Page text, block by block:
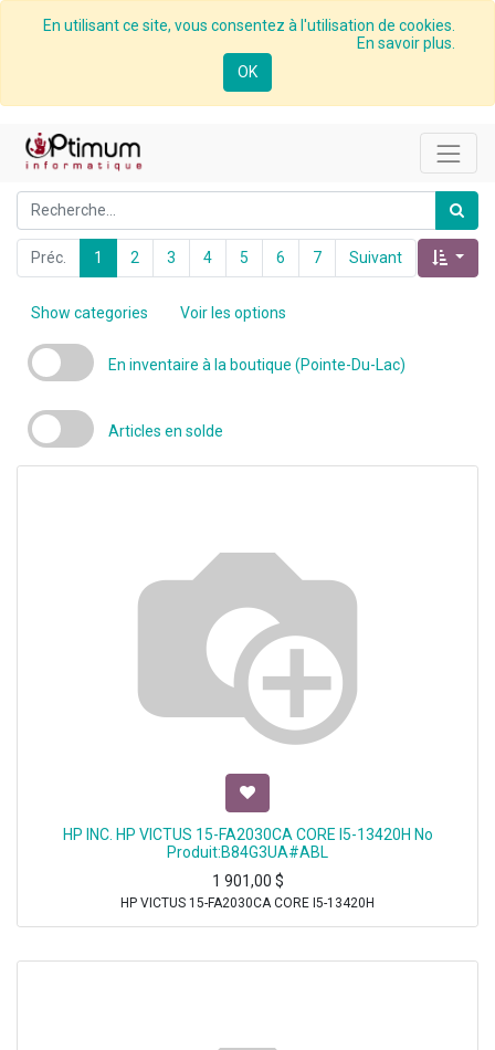
En utilisant ce site, vous consentez à l'utilisation de cookies.
En savoir plus.
OK
Préc. 1 2 3 4 5 6 7 Suivant
Show categories Voir les options
En inventaire à la boutique (Pointe-Du-Lac)
Articles en solde
HP INC. HP VICTUS 15-FA2030CA CORE I5-13420H No
Produit:B84G3UA#ABL
1 901,00 $
HP VICTUS 15-FA2030CA CORE I5-13420H